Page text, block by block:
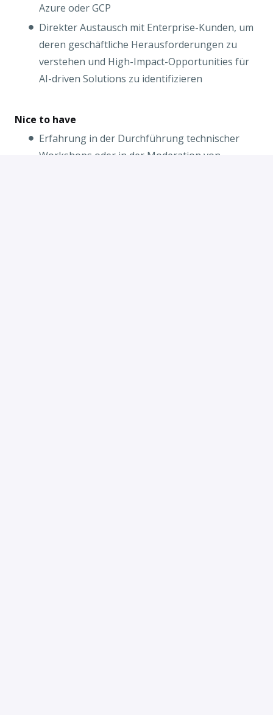
Azure oder GCP
Direkter Austausch mit Enterprise-Kunden, um
deren geschäftliche Herausforderungen zu
verstehen und High-Impact-Opportunities für
AI-driven Solutions zu identifizieren
Nice to have
Erfahrung in der Durchführung technischer
Workshops oder in der Moderation von